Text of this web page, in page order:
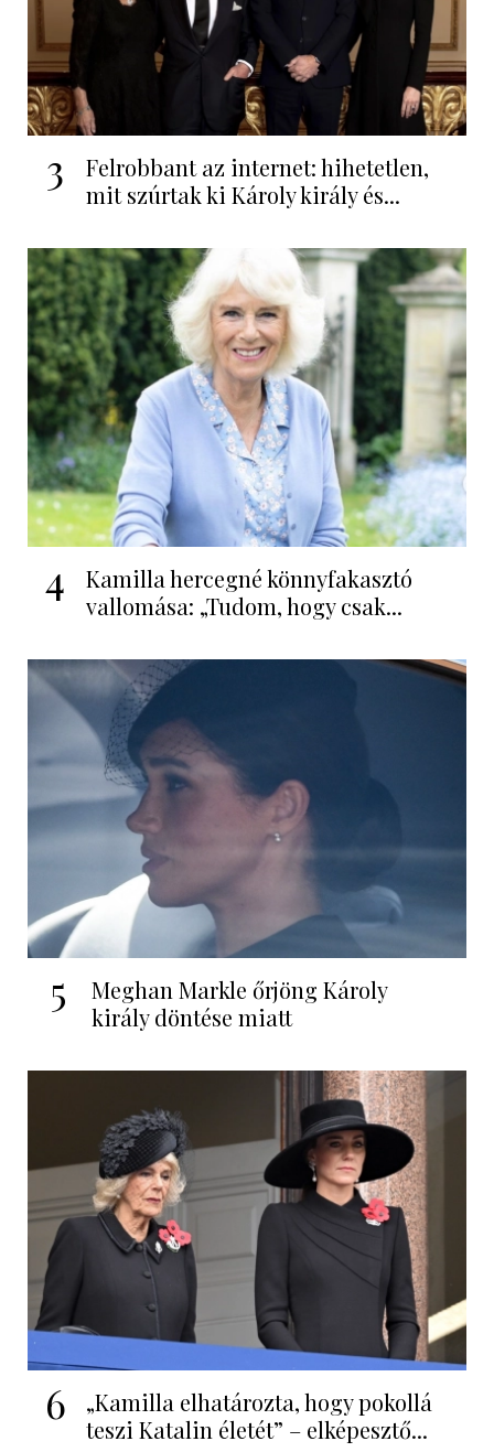
3
Felrobbant az internet: hihetetlen,
mit szúrtak ki Károly király és...
4
Kamilla hercegné könnyfakasztó
vallomása: „Tudom, hogy csak...
5
Meghan Markle őrjöng Károly
király döntése miatt
6
„Kamilla elhatározta, hogy pokollá
teszi Katalin életét” – elképesztő...